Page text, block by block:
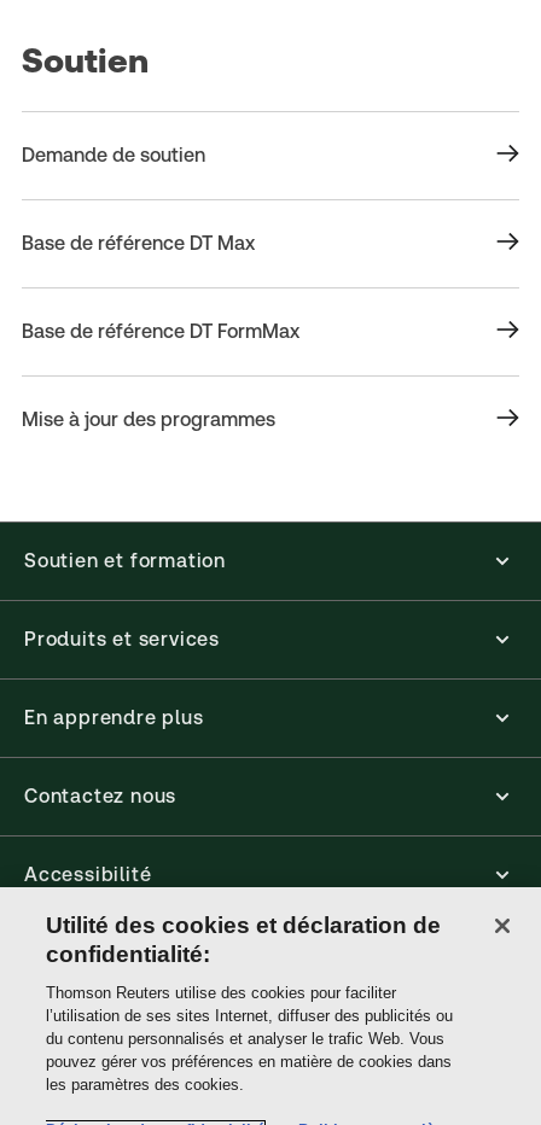
Soutien
Demande de soutien
Base de référence DT Max
Base de référence DT FormMax
Mise à jour des programmes
Soutien et formation
Produits et services
En apprendre plus
Contactez nous
Accessibilité
Connect
Thomson
Reuters
Utilité des cookies et déclaration de
confidentialité:
Thomson Reuters utilise des cookies pour faciliter
l’utilisation de ses sites Internet, diffuser des publicités ou
du contenu personnalisés et analyser le trafic Web. Vous
pouvez gérer vos préférences en matière de cookies dans
les paramètres des cookies.